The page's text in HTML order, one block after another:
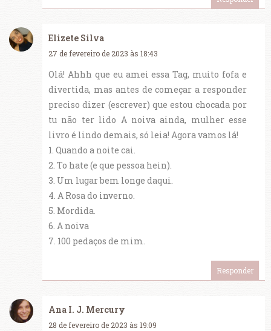
Elizete Silva
27 de fevereiro de 2023 às 18:43
Olá! Ahhh que eu amei essa Tag, muito fofa e
divertida, mas antes de começar a responder
preciso dizer (escrever) que estou chocada por
tu não ter lido A noiva ainda, mulher esse
livro é lindo demais, só leia! Agora vamos lá!
1. Quando a noite cai.
2. To hate (e que pessoa hein).
3. Um lugar bem longe daqui.
4. A Rosa do inverno.
5. Mordida.
6. A noiva
7. 100 pedaços de mim.
Responder
Ana I. J. Mercury
28 de fevereiro de 2023 às 19:09